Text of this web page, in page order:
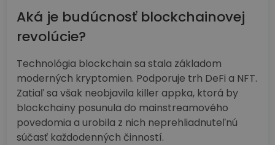
Aká je budúcnosť blockchainovej
revolúcie?
Technológia blockchain sa stala základom
moderných kryptomien. Podporuje trh DeFi a NFT.
Zatiaľ sa však neobjavila killer appka, ktorá by
blockchainy posunula do mainstreamového
povedomia a urobila z nich neprehliadnuteľnú
súčasť každodenných činností.